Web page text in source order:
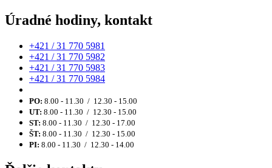
Úradné hodiny, kontakt
+421 / 31 770 5981
+421 / 31 770 5982
+421 / 31 770 5983
+421 / 31 770 5984
PO: 8.00 - 11.30 / 12.30 - 15.00
UT: 8.00 - 11.30 / 12.30 - 15.00
ST: 8.00 - 11.30 / 12.30 - 17.00
ŠT: 8.00 - 11.30 / 12.30 - 15.00
PI: 8.00 - 11.30 / 12.30 - 14.00